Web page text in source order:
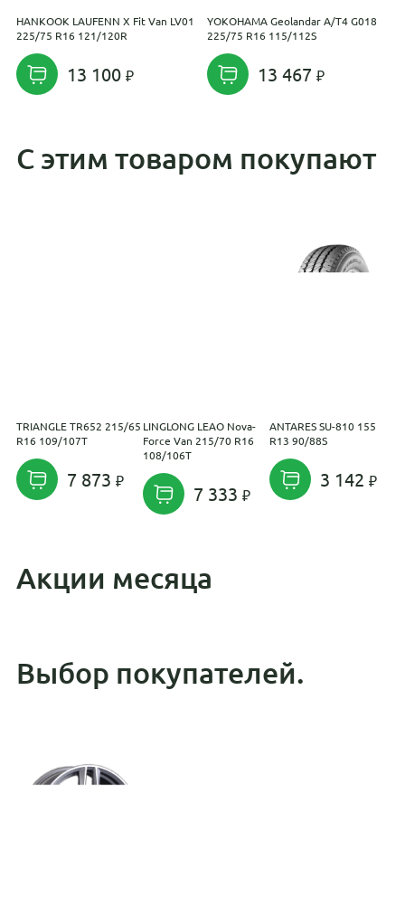
HANKOOK LAUFENN X Fit Van LV01
225/75 R16 121/120R
13 100
YOKOHAMA Geolandar A/T4 G018
225/75 R16 115/112S
13 467
С этим товаром покупают
TRIANGLE TR652 215/65
R16 109/107T
7 873
LINGLONG LEAO Nova-
Force Van 215/70 R16
108/106T
7 333
ANTARES SU-810 155
R13 90/88S
3 142
Акции месяца
Выбор покупателей.